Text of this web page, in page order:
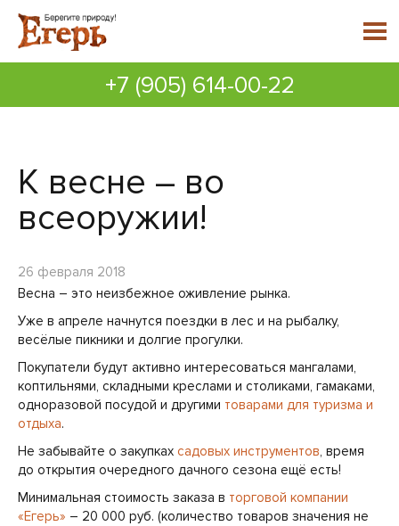
+7 (905) 614-00-22
К весне – во
всеоружии!
26 февраля 2018
Весна – это неизбежное оживление рынка.
Уже в апреле начнутся поездки в лес и на рыбалку,
весёлые пикники и долгие прогулки.
Покупатели будут активно интересоваться мангалами,
коптильнями, складными креслами и столиками, гамаками,
одноразовой посудой и другими товарами для туризма и
отдыха.
Не забывайте о закупках садовых инструментов, время
до открытия очередного дачного сезона ещё есть!
Минимальная стоимость заказа в торговой компании
«Егерь» – 20 000 руб. (количество товаров значения не